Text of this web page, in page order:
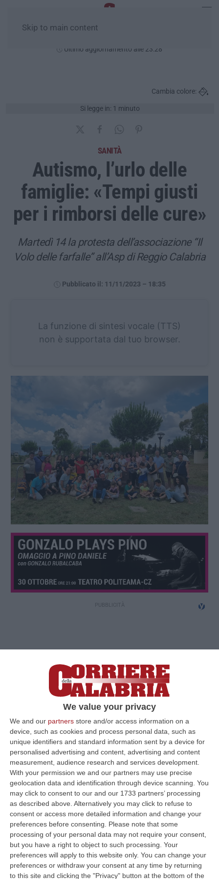
We value your privacy
We and our partners store and/or access information on a
device, such as cookies and process personal data, such as
unique identifiers and standard information sent by a device for
personalised advertising and content, advertising and content
measurement, audience research and services development.
With your permission we and our partners may use precise
geolocation data and identification through device scanning. You
may click to consent to our and our 1733 partners’ processing
as described above. Alternatively you may click to refuse to
consent or access more detailed information and change your
preferences before consenting.
Please note that some
processing of your personal data may not require your consent,
but you have a right to object to such processing. Your
preferences will apply to this website only. You can change your
preferences or withdraw your consent at any time by returning
to this site and clicking the "Privacy" button at the bottom of the
Skip to main content
Ultimo aggiornamento alle 23:28
Si legge in: 1 minuto
Cambia colore:
SANITÀ
Autismo, l’urlo delle
famiglie: «Tempi giusti
per i rimborsi delle cure»
Martedì 14 la protesta dell’associazione “Il
Volo delle farfalle” all’Asp di Reggio Calabria
Pubblicato il: 11/11/2023 – 18:35
La funzione di sintesi vocale (TTS)
non è supportata dal tuo browser.
Clicca e segui “Corriere della Calabria” su Google News
REGGIO CALABRIAAnticipare le spese per le
cure abilitative, per le famiglie è diventato